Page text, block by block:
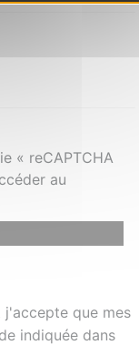
« reCAPTCHA
au
j'accepte que mes
indiquée dans